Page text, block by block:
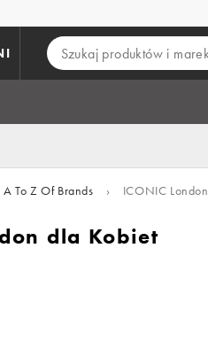
A To Z Of Brands › ICONIC London
dla Kobiet